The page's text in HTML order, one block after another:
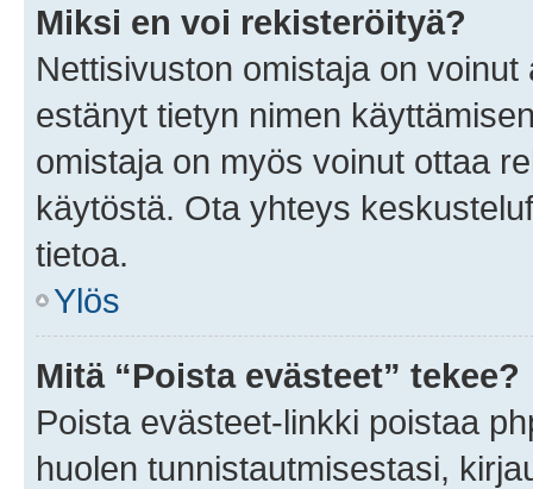
Miksi en voi rekisteröityä?
Nettisivuston omistaja on
estänyt tietyn nimen
omistaja on myös voinut ottaa
käytöstä. Ota yhteys
tietoa.
Ylös
Mitä “Poista evästeet” tekee?
Poista evästeet-linkki poistaa
huolen tunnistautmisestasi,